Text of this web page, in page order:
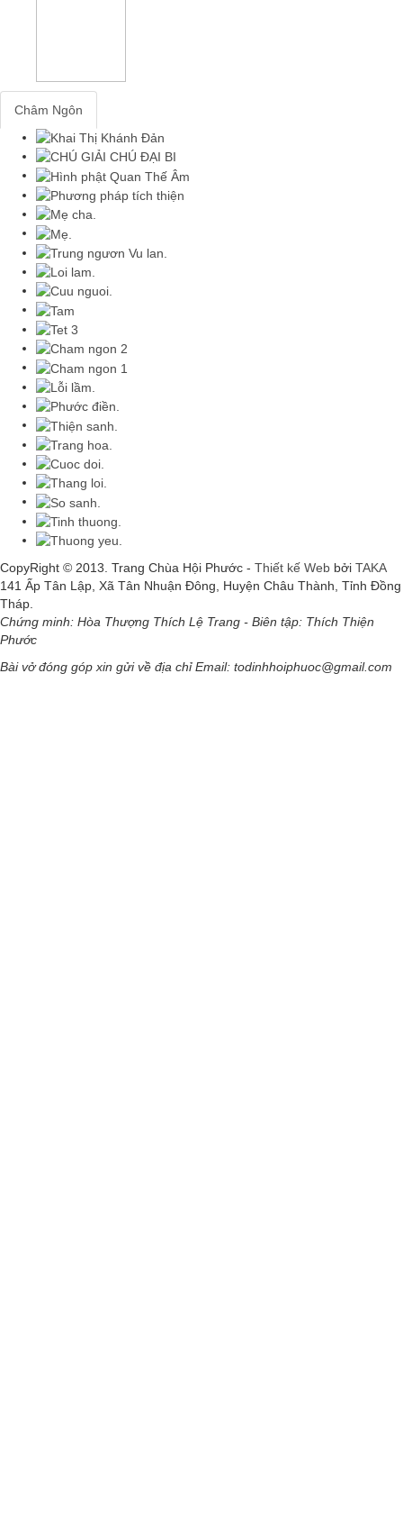
Châm Ngôn
CopyRight © 2013. Trang Chùa Hội Phước - Thiết kế Web bởi TAKA
141 Ấp Tân Lập, Xã Tân Nhuận Đông, Huyện Châu Thành, Tỉnh Đồng
Tháp.
Chứng minh: Hòa Thượng Thích Lệ Trang - Biên tập: Thích Thiện
Phước
Bài vở đóng góp xin gửi về địa chỉ Email: todinhhoiphuoc@gmail.com